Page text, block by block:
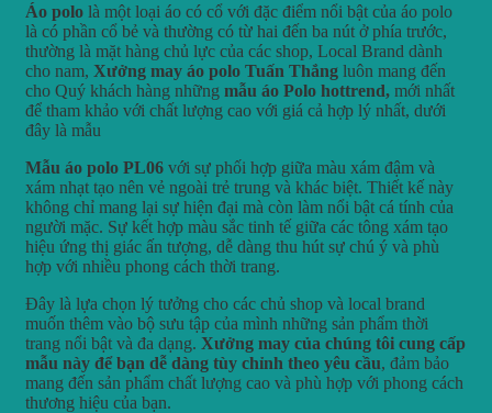
Áo polo là một loại áo có cổ với đặc điểm nổi bật của áo polo
là có phần cổ bẻ và thường có từ hai đến ba nút ở phía trước,
thường là mặt hàng chủ lực của các shop, Local Brand dành
cho nam, Xưởng may áo polo Tuấn Thắng luôn mang đến
cho Quý khách hàng những mẫu áo Polo hottrend, mới nhất
để tham khảo với chất lượng cao với giá cả hợp lý nhất, dưới
đây là mẫu
Mẫu áo polo PL06 với sự phối hợp giữa màu xám đậm và
xám nhạt tạo nên vẻ ngoài trẻ trung và khác biệt. Thiết kế này
không chỉ mang lại sự hiện đại mà còn làm nổi bật cá tính của
người mặc. Sự kết hợp màu sắc tinh tế giữa các tông xám tạo
hiệu ứng thị giác ấn tượng, dễ dàng thu hút sự chú ý và phù
hợp với nhiều phong cách thời trang.
Đây là lựa chọn lý tưởng cho các chủ shop và local brand
muốn thêm vào bộ sưu tập của mình những sản phẩm thời
trang nổi bật và đa dạng. Xưởng may của chúng tôi cung cấp
mẫu này để bạn dễ dàng tùy chỉnh theo yêu cầu, đảm bảo
mang đến sản phẩm chất lượng cao và phù hợp với phong cách
thương hiệu của bạn.